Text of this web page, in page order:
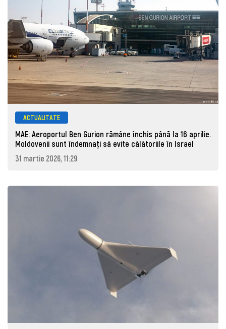
ACTUALITATE
MAE: Aeroportul Ben Gurion rămâne închis până la 16 aprilie.
Moldovenii sunt îndemnați să evite călătoriile în Israel
31 martie 2026, 11:29